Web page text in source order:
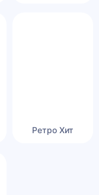
Ретро Хит